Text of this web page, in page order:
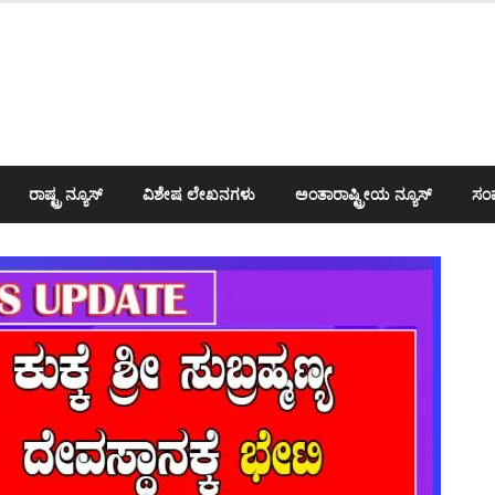
ರಾಷ್ಟ್ರ ನ್ಯೂಸ್ ವಿಶೇಷ ಲೇಖನಗಳು ಅಂತಾರಾಷ್ಟ್ರೀಯ ನ್ಯೂಸ್